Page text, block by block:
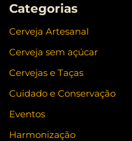
Categorias
Cerveja Artesanal
Cerveja sem açúcar
Cervejas e Taças
Cuidado e Conservação
Eventos
Harmonização